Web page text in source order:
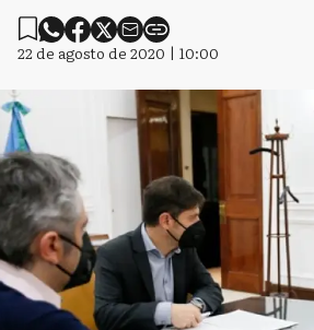
22 de agosto de 2020 | 10:00